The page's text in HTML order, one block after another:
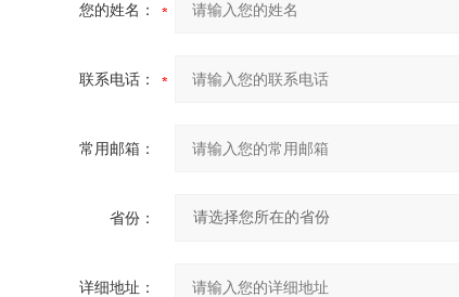
您的姓名：
联系电话：
常用邮箱：
省份：
详细地址：